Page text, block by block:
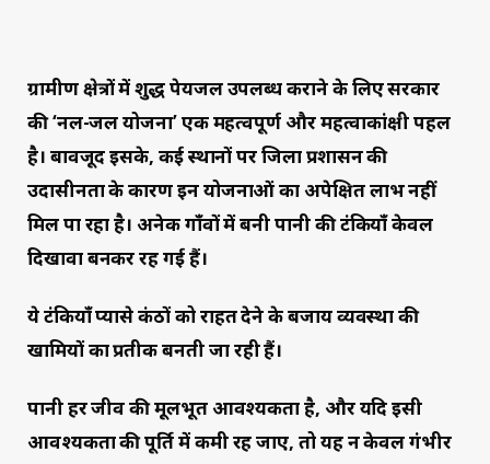
ग्रामीण क्षेत्रों में शुद्ध पेयजल उपलब्ध कराने के लिए सरकार
की ‘नल-जल योजना’ एक महत्वपूर्ण और महत्वाकांक्षी पहल
है। बावजूद इसके, कई स्थानों पर जिला प्रशासन की
उदासीनता के कारण इन योजनाओं का अपेक्षित लाभ नहीं
मिल पा रहा है। अनेक गाँवों में बनी पानी की टंकियाँ केवल
दिखावा बनकर रह गई हैं।
ये टंकियाँ प्यासे कंठों को राहत देने के बजाय व्यवस्था की
खामियों का प्रतीक बनती जा रही हैं।
पानी हर जीव की मूलभूत आवश्यकता है, और यदि इसी
आवश्यकता की पूर्ति में कमी रह जाए, तो यह न केवल गंभीर